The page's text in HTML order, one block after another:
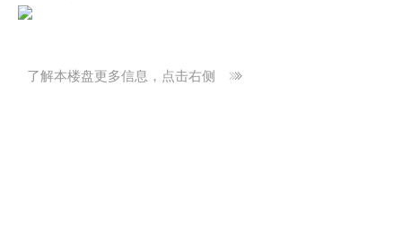
了解本楼盘更多信息，点击右侧